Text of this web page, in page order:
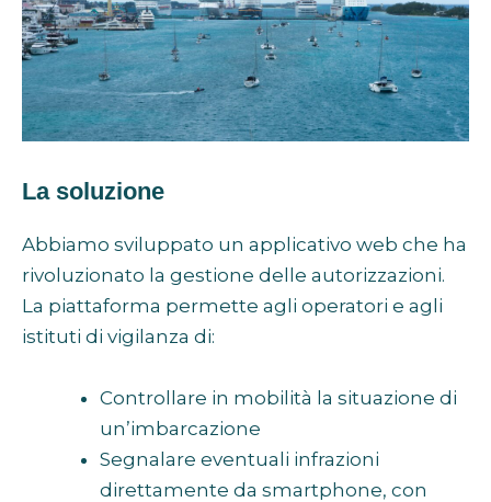
La soluzione
Abbiamo sviluppato un applicativo web che ha
rivoluzionato la gestione delle autorizzazioni.
La piattaforma permette agli operatori e agli
istituti di vigilanza di:
Controllare in mobilità la situazione di
un’imbarcazione
Segnalare eventuali infrazioni
direttamente da smartphone, con